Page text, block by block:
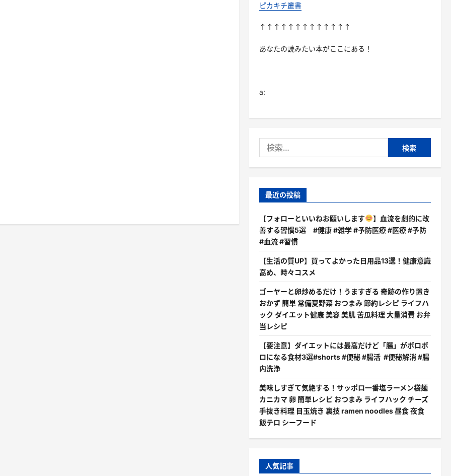
ピカキチ叢書
↑↑↑↑↑↑↑↑↑↑↑↑↑
あなたの読みたい本がここにある！
a:
索:
最近の投稿
【フォローといいねお願いします
】血流を劇的に改
善する習慣5選 #健康 #雑学 #予防医療 #医療 #予防
#血流 #習慣
【生活の質UP】買ってよかった日用品13選！健康意識
高め、時々コスメ
ゴーヤーと卵炒めるだけ！うますぎる 奇跡の作り置き
おかず 簡単 常備夏野菜 おつまみ 節約レシピ ライフハ
ック ダイエット健康 美容 美肌 苦瓜料理 大量消費 お弁
当レシピ
【要注意】ダイエットには最高だけど「腸」がボロボ
ロになる食材3選#shorts #便秘 #腸活 #便秘解消 #腸
内洗浄
美味しすぎて気絶する！サッポロ一番塩ラーメン袋麺
カニカマ 卵 簡単レシピ おつまみ ライフハック チーズ
手抜き料理 目玉焼き 裏技 ramen noodles 昼食 夜食
飯テロ シーフード
人気記事